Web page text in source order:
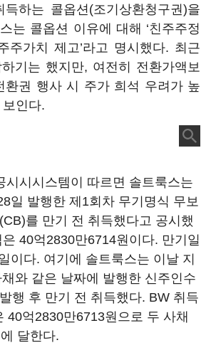
하는 콜옵션(조기상환청구권)을
는 콜옵션 이유에 대해 ‘친주주정
주가치 제고’라고 명시했다. 최근
기는 했지만, 여전히 전환가액보
환권 행사 시 주가 희석 우려가 높
인다.
시시시스템이 따르면 솔트룩스는
일 발행한 제1회차 무기명식 무보
를 만기 전 취득했다고 공시했
40억2830만6714원이다. 만기일
이다. 여기에 솔트룩스는 이날 지
와 같은 날짜에 발행한 신주인수
행 후 만기 전 취득했다. BW 취득
40억2830만6713원으로 두 사채
달한다.